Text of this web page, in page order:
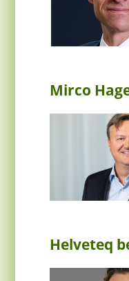
Mirco
Helveteq